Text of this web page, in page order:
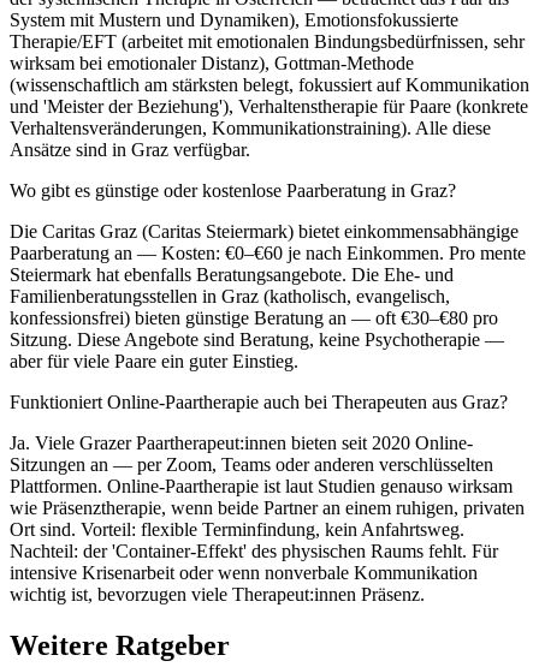
System mit Mustern und Dynamiken), Emotionsfokussierte
Therapie/EFT (arbeitet mit emotionalen Bindungsbedürfnissen, sehr
wirksam bei emotionaler Distanz), Gottman-Methode
(wissenschaftlich am stärksten belegt, fokussiert auf Kommunikation
und 'Meister der Beziehung'), Verhaltenstherapie für Paare (konkrete
Verhaltensveränderungen, Kommunikationstraining). Alle diese
Ansätze sind in Graz verfügbar.
Wo gibt es günstige oder kostenlose Paarberatung in Graz?
Die Caritas Graz (Caritas Steiermark) bietet einkommensabhängige
Paarberatung an — Kosten: €0–€60 je nach Einkommen. Pro mente
Steiermark hat ebenfalls Beratungsangebote. Die Ehe- und
Familienberatungsstellen in Graz (katholisch, evangelisch,
konfessionsfrei) bieten günstige Beratung an — oft €30–€80 pro
Sitzung. Diese Angebote sind Beratung, keine Psychotherapie —
aber für viele Paare ein guter Einstieg.
Funktioniert Online-Paartherapie auch bei Therapeuten aus Graz?
Ja. Viele Grazer Paartherapeut:innen bieten seit 2020 Online-
Sitzungen an — per Zoom, Teams oder anderen verschlüsselten
Plattformen. Online-Paartherapie ist laut Studien genauso wirksam
wie Präsenztherapie, wenn beide Partner an einem ruhigen, privaten
Ort sind. Vorteil: flexible Terminfindung, kein Anfahrtsweg.
Nachteil: der 'Container-Effekt' des physischen Raums fehlt. Für
intensive Krisenarbeit oder wenn nonverbale Kommunikation
wichtig ist, bevorzugen viele Therapeut:innen Präsenz.
Weitere Ratgeber